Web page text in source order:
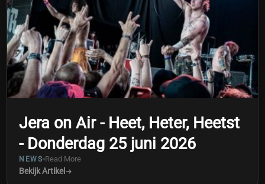
Jera on Air - Heet, Heter, Heetst
- Donderdag 25 juni 2026
NEWS Read More
Bekijk Artikel